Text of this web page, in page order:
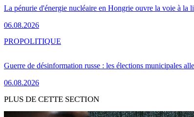
La pénurie d'énergie nucléaire en Hongrie ouvre la voie à la
06.08.2026
Guerre de désinformation russe : les élections municipales
06.08.2026
PROPOLITIQUE
PLUS DE CETTE SECTION